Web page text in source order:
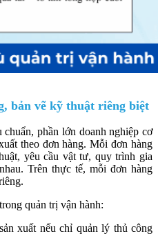
bản vẽ kỹ thuật riêng biệt
phần lớn doanh nghiệp cơ
theo đơn hàng. Mỗi đơn hàng
yêu cầu vật tư, quy trình gia
Trên thực tế, mỗi đơn hàng
quản trị vận hành:
xuất nếu chỉ quản lý thủ công